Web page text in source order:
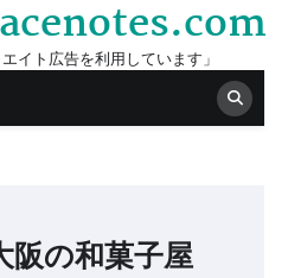
イト広告を利用しています」
阪の和菓子屋